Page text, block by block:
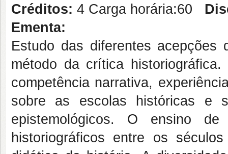
Créditos: 4 Carga horária:60
Ementa:
Estudo das diferentes acepções
método da crítica
competência narrativa,
sobre as escolas históricas e
epistemológicos. O ensino
historiográficos entre os